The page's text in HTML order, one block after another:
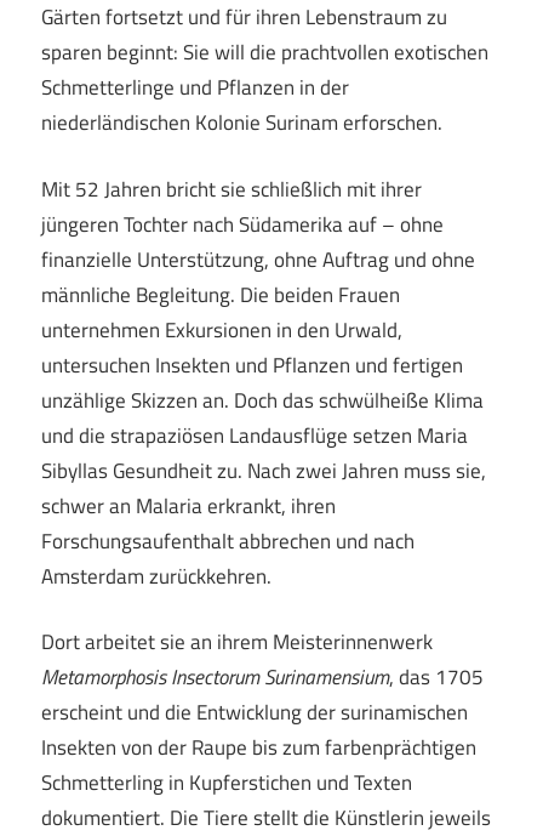
Gärten fortsetzt und für ihren Lebenstraum zu
sparen beginnt: Sie will die prachtvollen exotischen
Schmetterlinge und Pflanzen in der
niederländischen Kolonie Surinam erforschen.
Mit 52 Jahren bricht sie schließlich mit ihrer
jüngeren Tochter nach Südamerika auf – ohne
finanzielle Unterstützung, ohne Auftrag und ohne
männliche Begleitung. Die beiden Frauen
unternehmen Exkursionen in den Urwald,
untersuchen Insekten und Pflanzen und fertigen
unzählige Skizzen an. Doch das schwülheiße Klima
und die strapaziösen Landausflüge setzen Maria
Sibyllas Gesundheit zu. Nach zwei Jahren muss sie,
schwer an Malaria erkrankt, ihren
Forschungsaufenthalt abbrechen und nach
Amsterdam zurückkehren.
Dort arbeitet sie an ihrem Meisterinnenwerk
Metamorphosis Insectorum Surinamensium, das 1705
erscheint und die Entwicklung der surinamischen
Insekten von der Raupe bis zum farbenprächtigen
Schmetterling in Kupferstichen und Texten
dokumentiert. Die Tiere stellt die Künstlerin jeweils